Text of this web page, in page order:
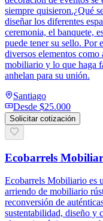
siempre quisieron.¿Qué
diseñar los diferentes
ceremonia, el banquete,
puede tener su sello. Por
diversos elementos como
mobiliario y lo que haga
anhelan para su unión.
Santiago
Desde $25.000
Solicitar cotización
Ecobarrels
Ecobarrels Mobiliario es
arriendo de mobiliario
reconversión de
sustentabilidad, diseño y